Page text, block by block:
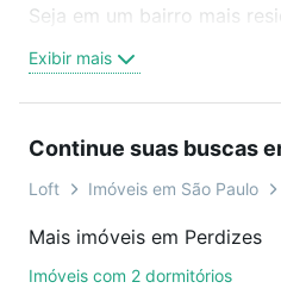
Seja em um bairro mais
oferta ideal de Imóveis à
- Perdizes, São Paulo, SP
videochamada, é grátis,
ainda conta com mais de
de imóveis.
Exibir mais
Continue suas buscas
Loft Imóveis em São Paulo
Mais imóveis em Perdizes
Imóveis com 2 dormitórios